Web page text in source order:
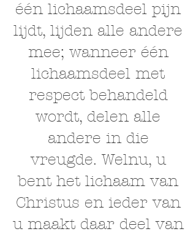
één lichaamsdeel pijn
lijdt, lijden alle andere
mee; wanneer één
lichaamsdeel met
respect behandeld
wordt, delen alle
andere in die
vreugde. Welnu, u
bent het lichaam van
Christus en ieder van
u maakt daar deel van